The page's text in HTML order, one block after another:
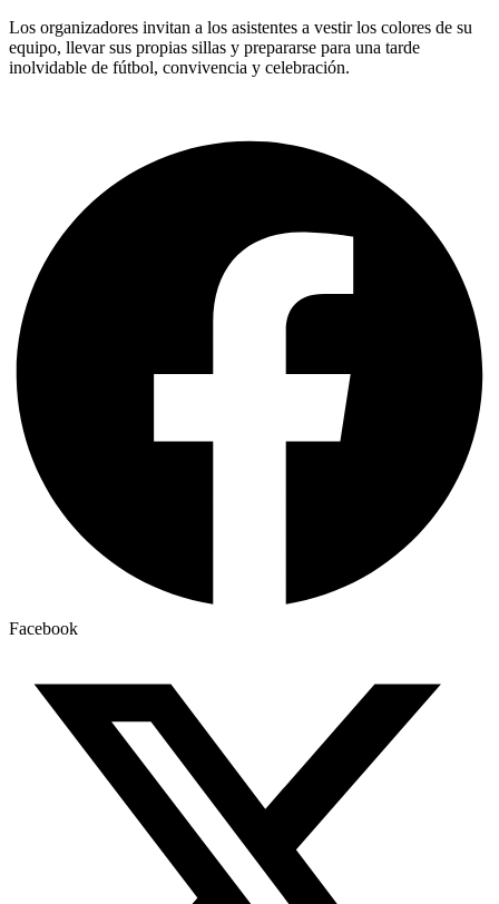
Los organizadores invitan a los asistentes a vestir los colores de su
equipo, llevar sus propias sillas y prepararse para una tarde
inolvidable de fútbol, convivencia y celebración.
Facebook